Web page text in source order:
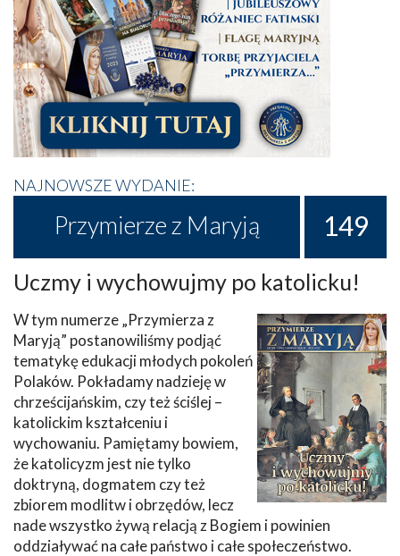
NAJNOWSZE WYDANIE:
Przymierze z Maryją 149
Uczmy i wychowujmy po katolicku!
W tym numerze „Przymierza z
Maryją” postanowiliśmy podjąć
tematykę edukacji młodych pokoleń
Polaków. Pokładamy nadzieję w
chrześcijańskim, czy też ściślej –
katolickim kształceniu i
wychowaniu. Pamiętamy bowiem,
że katolicyzm jest nie tylko
doktryną, dogmatem czy też
zbiorem modlitw i obrzędów, lecz
nade wszystko żywą relacją z Bogiem i powinien
oddziaływać na całe państwo i całe społeczeństwo.